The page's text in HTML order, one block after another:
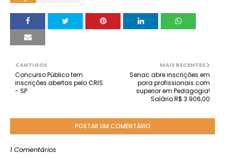
MAIS RECENTES
Senac abre inscrições em
para profissionais com
superior em Pedagogia!
Salário R$ 3.906,00
ANTIGOS
Concurso Público tem
inscrições abertas pelo CRIS
- SP
POSTAR UM COMENTÁRIO
1 Comentários